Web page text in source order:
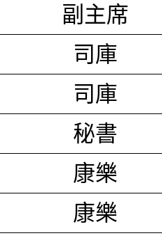
副主席
司庫
司庫
秘書
康樂
康樂